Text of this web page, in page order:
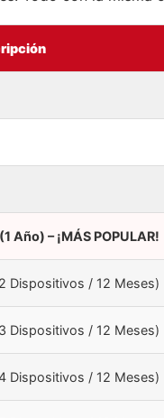
Año) – ¡MÁS POPULAR!
Dispositivos / 12 Meses)
Dispositivos / 12 Meses)
Dispositivos / 12 Meses)